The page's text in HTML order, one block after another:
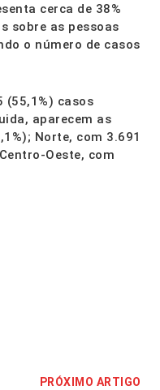
cerca de 38%
sobre as pessoas
o número de casos
(55,1 %) casos
aparecem as
Norte, com 3.691
Oeste, com
PRÓXIMO ARTIGO